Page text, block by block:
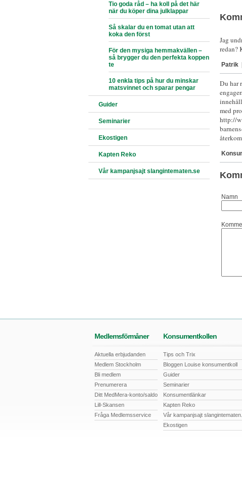
Tio goda råd – ha koll på det här
när du köper dina julklappar
Så skalar du en tomat utan att
koka den först
För den mysiga hemmakvällen –
så brygger du den perfekta koppen
te
10 enkla tips på hur du minskar
matsvinnet och sparar pengar
Guider
Seminarier
Ekostigen
Kapten Reko
Vår kampanjsajt slangintematen.se
Jag
redan?
Patrik
Du har
med
http://
Namn
Medlemsförmåner
Aktuella erbjudanden
Medlem Stockholm
Bli medlem
Prenumerera
Ditt MedMera-konto/saldo
Lill-Skansen
Fråga Medlemsservice
Konsumentkollen
Tips och Trix
Bloggen Louise konsumentkoll
Guider
Seminarier
Konsumentlänkar
Kapten Reko
Vår kampanjsajt
Ekostigen